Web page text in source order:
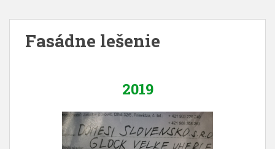
Fasádne lešenie
2019